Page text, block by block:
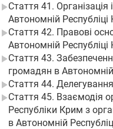
Стаття 41. Організація
Автономній
Стаття 42. Правові
Автономній
Стаття 43.
громадян в
Стаття 44.
Стаття 45. Взаємодія
Республіки Крим з
в Автономній